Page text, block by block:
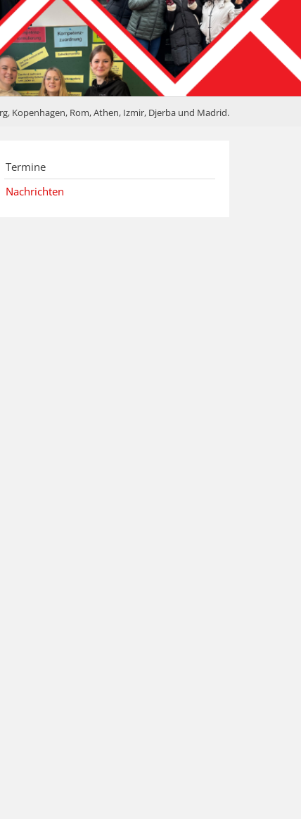
Kopenhagen, Rom, Athen, Izmir, Djerba und Madrid.
Termine
Nachrichten